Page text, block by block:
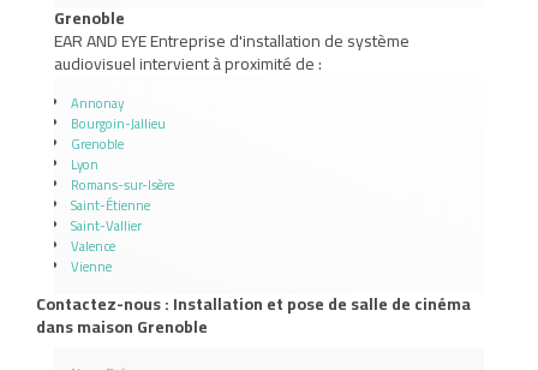
Grenoble
EAR AND EYE Entreprise d'installation de système
audiovisuel intervient à proximité de :
Annonay
Bourgoin-Jallieu
Grenoble
Lyon
Romans-sur-Isère
Saint-Étienne
Saint-Vallier
Valence
Vienne
Contactez-nous : Installation et pose de salle de cinéma
dans maison Grenoble